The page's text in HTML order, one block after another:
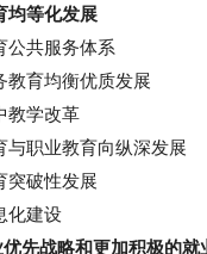
均等化发展
共服务体系
育均衡优质发展
学改革
职业教育向纵深发展
破性发展
建设
先战略和更加积极的就